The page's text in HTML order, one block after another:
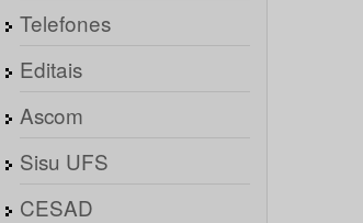
Telefones
Editais
Ascom
Sisu UFS
CESAD